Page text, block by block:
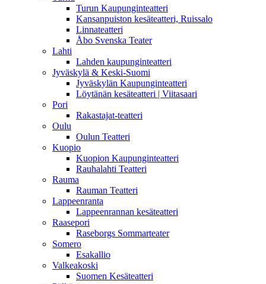
Turun Kaupunginteatteri
Kansanpuiston kesäteatteri, Ruissalo
Linnateatteri
Åbo Svenska Teater
Lahti
Lahden kaupunginteatteri
Jyväskylä & Keski-Suomi
Jyväskylän Kaupunginteatteri
Löytänän kesäteatteri | Viitasaari
Pori
Rakastajat-teatteri
Oulu
Oulun Teatteri
Kuopio
Kuopion Kaupunginteatteri
Rauhalahti Teatteri
Rauma
Rauman Teatteri
Lappeenranta
Lappeenrannan kesäteatteri
Raasepori
Raseborgs Sommarteater
Somero
Esakallio
Valkeakoski
Suomen Kesäteatteri